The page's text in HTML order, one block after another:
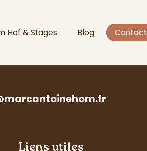
Hof & Stages Blog Contact
Liens utiles